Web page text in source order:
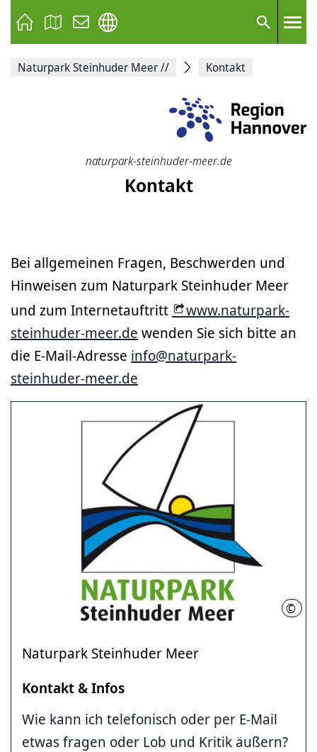
Suche
Facebook
Naturpark Steinhuder Meer// Kontakt
naturpark-steinhuder-meer.de
Kontakt
Bei allgemeinen Fragen, Beschwerden und
Hinweisen zum Naturpark Steinhuder Meer
und zum Internetauftritt
www.naturpark-
steinhuder-meer.de wenden Sie sich bitte an
die E-Mail-Adresse info@naturpark-
steinhuder-meer.de
©
Naturpark Steinhuder Meer
Kontakt & Infos
Wie kann ich telefonisch oder per E-Mail
etwas fragen oder Lob und Kritik äußern?